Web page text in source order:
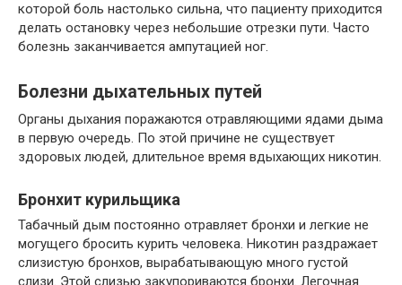
которой боль настолько сильна, что пациенту приходится
делать остановку через небольшие отрезки пути. Часто
болезнь заканчивается ампутацией ног.
Болезни дыхательных путей
Органы дыхания поражаются отравляющими ядами дыма
в первую очередь. По этой причине не существует
здоровых людей, длительное время вдыхающих никотин.
Бронхит курильщика
Табачный дым постоянно отравляет бронхи и легкие не
могущего бросить курить человека. Никотин раздражает
слизистую бронхов, вырабатывающую много густой
слизи. Этой слизью закупориваются бронхи. Легочная